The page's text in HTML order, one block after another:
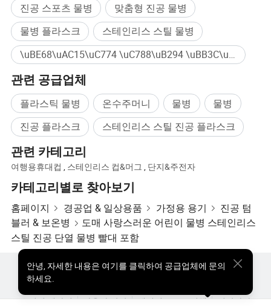
진공 스포츠 물병
맞춤형 진공 물병
물병 플라스크
스테인리스 스틸 물병
\uBE68\uAC15\uC774 \uC788\uB294 \uBB3C\uBCD1 대량구매
관련 공급업체
플라스틱 물병 온수주머니 물병
물병
진공 플라스크
스테인리스 스틸 진공 플라스크
관련 카테고리
여행용휴대컵 , 스테인리스 컵&머그 , 단지&주전자
카테고리별로 찾아보기
홈페이지 경공업 & 일상용품 가정용 용기
진공 텀
블러 & 보온병
도매 사랑스러운 어린이 물병 스테인리스
스틸 진공 단열 물병 빨대 포함
안녕, 자세한 내용은 여기를 클릭하여 공급업체에 문의
하세요.
핫한 제품 핫 제품 가격 도매 핫 제품
스타 바이어
우리에 대하여
사용자 약관 개인정보 보호정책 연락하다